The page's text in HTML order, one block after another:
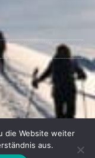
die Website weiter
aus.